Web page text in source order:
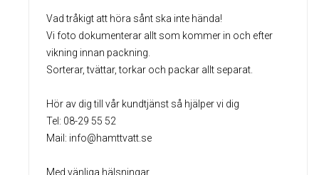
Vad tråkigt att höra sånt ska inte hända!
Vi foto dokumenterar allt som kommer in och efter
vikning innan packning.
Sorterar, tvättar, torkar och packar allt separat.
Hör av dig till vår kundtjänst så hjälper vi dig
Tel: 08-29 55 52
Mail: info@hamttvatt.se
Med vänliga hälsningar